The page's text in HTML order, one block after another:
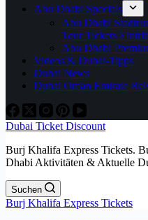
Abu Dhabi Specials
Abu Dhabi
Tour Tickets
Abu Dhabi
Videos & Dubai-Tipps
Dubai News
Dubai Oman Emirate
Dubai Ticket Discount
Burj Khalifa Express Tickets.
Dhabi Aktivitäten & Aktuelle
Suchen
Burj Khalifa Express Tickets